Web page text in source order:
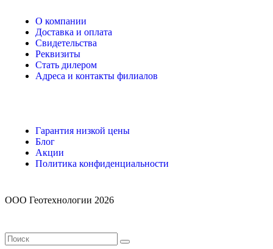
О компании
Доставка и оплата
Свидетельства
Реквизиты
Стать дилером
Адреса и контакты филиалов
Гарантия низкой цены
Блог
Акции
Политика конфиденциальности
ООО Геотехнологии 2026